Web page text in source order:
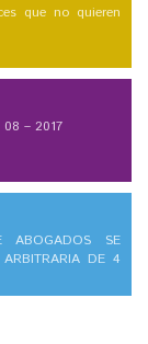
que no quieren
– 2017
ABOGADOS SE
DE 4